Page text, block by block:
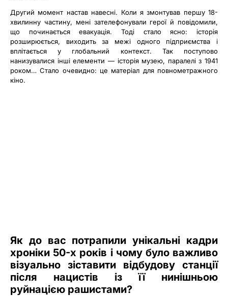
Другий момент настав навесні. Коли я змонтував першу 18-
хвилинну частину, мені зателефонували герої й повідомили,
що починається евакуація. Тоді стало ясно: історія
розширюється, виходить за межі одного підприємства і
вплітається у глобальний контекст. Так поступово
нанизувалися інші елементи — історія музею, паралелі з 1941
роком… Стало очевидно: це матеріал для повнометражного
кіно.
Як до вас потрапили унікальні кадри
хроніки 50-х років і чому було важливо
візуально зіставити відбудову станції
після нацистів із її нинішньою
руйнацією рашистами?